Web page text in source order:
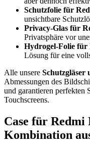
Schutzfolie für
unsichtbare
Privacy-Glas für
Privatsphäre vor
Hydrogel-Folie für
Lösung für eine
Alle unsere Schutzgläser
Abmessungen des
und garantieren perfekten
Touchscreens.
Case für Redmi
Kombination